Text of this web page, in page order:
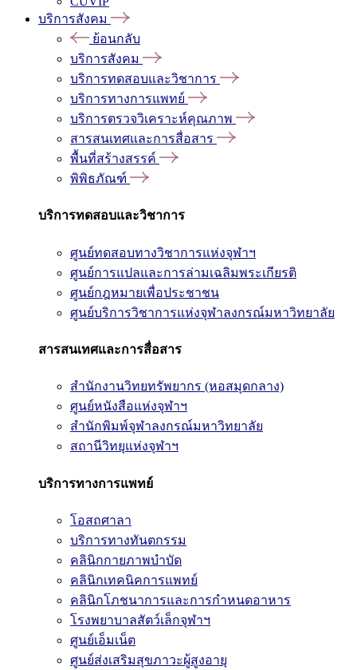
บริการสังคม
ย้อนกลับ
บริการสังคม
บริการทดสอบและวิชาการ
บริการทางการแพทย์
บริการตรวจวิเคราะห์คุณภาพ
สารสนเทศและการสื่อสาร
พื้นที่สร้างสรรค์
พิพิธภัณฑ์
บริการทดสอบและวิชาการ
ศูนย์ทดสอบทางวิชาการแห่งจุฬาฯ
ศูนย์การแปลและการล่ามเฉลิมพระเกียรติ
ศูนย์กฎหมายเพื่อประชาชน
ศูนย์บริการวิชาการแห่งจุฬาลงกรณ์มหาวิทยาลัย
สารสนเทศและการสื่อสาร
สำนักงานวิทยทรัพยากร (หอสมุดกลาง)
ศูนย์หนังสือแห่งจุฬาฯ
สำนักพิมพ์จุฬาลงกรณ์มหาวิทยาลัย
สถานีวิทยุแห่งจุฬาฯ
บริการทางการแพทย์
โอสถศาลา
บริการทางทันตกรรม
คลินิกกายภาพบำบัด
คลินิกเทคนิคการแพทย์
คลินิกโภชนาการและการกำหนดอาหาร
โรงพยาบาลสัตว์เล็กจุฬาฯ
ศูนย์เอ็มเน็ต
ศูนย์ส่งเสริมสุขภาวะผู้สูงอายุ